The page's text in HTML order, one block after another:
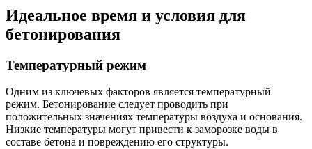
Идеальное время и условия для
бетонирования
Температурный режим
Одним из ключевых факторов является температурный
режим. Бетонирование следует проводить при
положительных значениях температуры воздуха и основания.
Низкие температуры могут привести к заморозке воды в
составе бетона и повреждению его структуры.